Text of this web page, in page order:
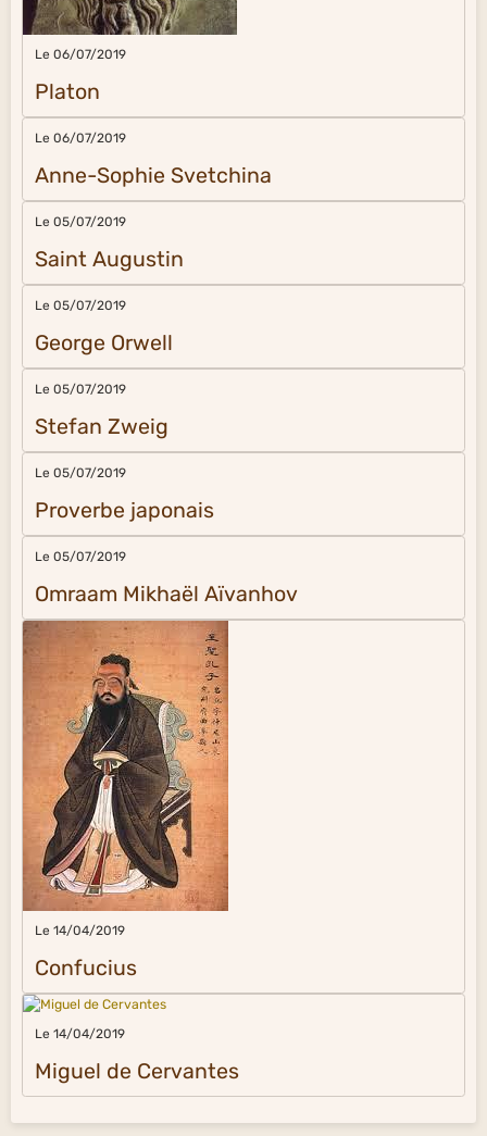
Le 06/07/2019
Platon
Le 06/07/2019
Anne-Sophie Svetchina
Le 05/07/2019
Saint Augustin
Le 05/07/2019
George Orwell
Le 05/07/2019
Stefan Zweig
Le 05/07/2019
Proverbe japonais
Le 05/07/2019
Omraam Mikhaël Aïvanhov
Le 14/04/2019
Confucius
Le 14/04/2019
Miguel de Cervantes